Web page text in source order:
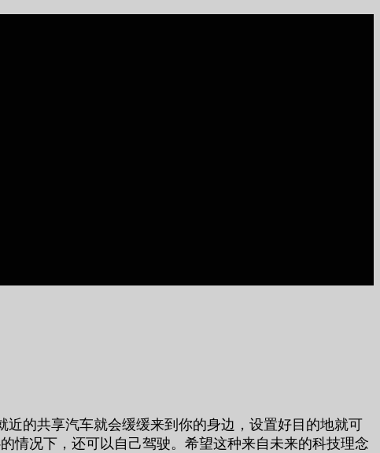
的共享汽车就会缓缓来到你的身边，设置好目的地就可
情况下，还可以自己驾驶。希望这种来自未来的科技理念